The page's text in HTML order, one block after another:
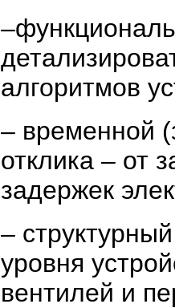
алгоритмов
– временной
отклика – от
задержек
–
уровня
вентилей и